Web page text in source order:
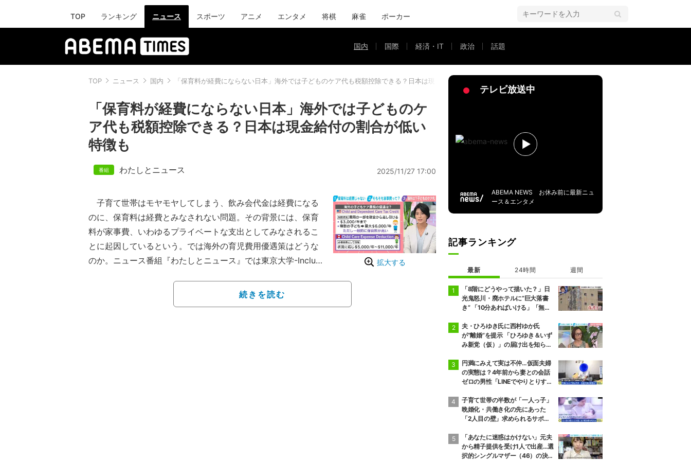
TOP ランキング ニュース スポーツ アニメ エンタメ 将棋 麻雀 ポーカー
国内 国際 経済・IT 政治 話題
TOP ニュース 国内 「保育料が経費にならない日本」海外では子どものケア代も税額控除できる？日本は現金給付の割合が低い特徴も
「保育料が経費にならない日本」海外では子どものケ
ア代も税額控除できる？日本は現金給付の割合が低い
特徴も
わたしとニュース 2025/11/27 17:00
拡大する
子育て世帯はモヤモヤしてしまう、飲み会代金は経費になる
のに、保育料は経費とみなされない問題。その背景には、保育
料が家事費、いわゆるプライベートな支出としてみなされるこ
とに起因しているという。では海外の育児費用優遇策はどうな
のか。ニュース番組『わたしとニュース』では東京大学-IncluD
海外では、子どもの育児経費として様々な税金の優遇がある
という。アメリカの場合は税額控除で、費用の一部を税金から
続きを読む
テレビ放送中
ABEMA NEWS お休み前に最新ニュ
ース＆エンタメ
記事ランキング
最新 24時間 週間
「8階にどうやって描いた？」日
光鬼怒川・廃ホテルに“巨大落書
き” 「10分あればいける」「無許
ィストらが見解
夫・ひろゆき氏に西村ゆか氏
が“離婚”を提示 「ひろゆき＆いず
み新党（仮）」の届け出を知らさ
態で夫婦を続けるのは無理」
円満にみえて実は不仲…仮面夫婦
の実態は？4年前から妻との会話
ゼロの男性「LINEでやりとりする
娘は寄り付いてこない」
子育て世帯の半数が「一人っ子」
晩婚化・共働き化の先にあった
「2人目の壁」求められるサポー
「あなたに迷惑はかけない」元夫
から精子提供を受け1人で出産…選
択的シングルマザー（46）の決断